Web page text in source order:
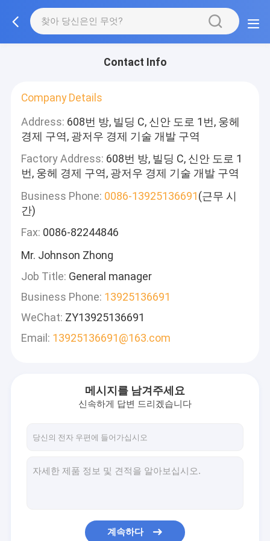
Contact Info
Company Details
Address: 608번 방, 빌딩 C, 신안 도로 1번, 웅헤
경제 구역, 광저우 경제 기술 개발 구역
Factory Address: 608번 방, 빌딩 C, 신안 도로 1
번, 웅헤 경제 구역, 광저우 경제 기술 개발 구역
Business Phone: 0086-13925136691(근무 시
간)
Fax: 0086-82244846
Mr. Johnson Zhong
Job Title: General manager
Business Phone: 13925136691
WeChat: ZY13925136691
Email: 13925136691@163.com
메시지를 남겨주세요
신속하게 답변 드리겠습니다
계속하다